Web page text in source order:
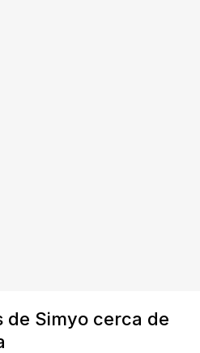
de Simyo cerca de